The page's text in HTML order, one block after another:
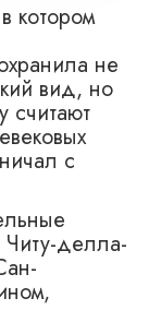
котором
не
вид, но
считают
с
Читу-делла-